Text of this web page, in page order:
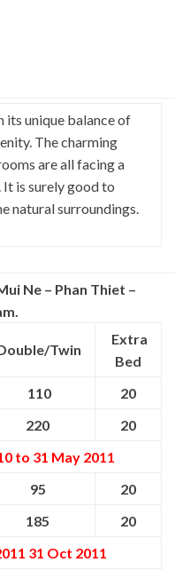
its unique balance of
The charming
are all facing a
It is surely good to
natural surroundings.
Ne – Phan Thiet –
Twin
Extra
Bed
110
20
220
20
to 31 May 2011
95
20
185
20
31 Oct 2011